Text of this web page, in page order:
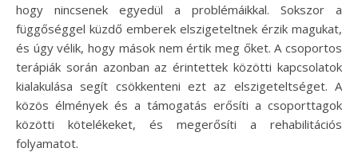
hogy nincsenek egyedül a problémáikkal. Sokszor a
függőséggel küzdő emberek elszigeteltnek érzik magukat,
és úgy vélik, hogy mások nem értik meg őket. A csoportos
terápiák során azonban az érintettek közötti kapcsolatok
kialakulása segít csökkenteni ezt az elszigeteltséget. A
közös élmények és a támogatás erősíti a csoporttagok
közötti kötelékeket, és megerősíti a rehabilitációs
folyamatot.